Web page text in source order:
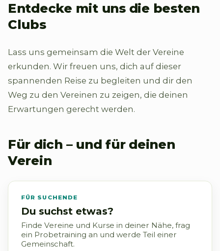
Entdecke mit uns die besten
Clubs
Lass uns gemeinsam die Welt der Vereine
erkunden. Wir freuen uns, dich auf dieser
spannenden Reise zu begleiten und dir den
Weg zu den Vereinen zu zeigen, die deinen
Erwartungen gerecht werden.
Für dich – und für deinen
Verein
FÜR SUCHENDE
Du suchst etwas?
Finde Vereine und Kurse in deiner Nähe, frag
ein Probetraining an und werde Teil einer
Gemeinschaft.